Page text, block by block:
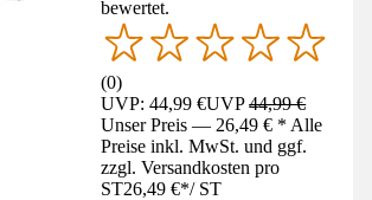
bewertet.
(0)
UVP: 44,99 €UVP44,99 €
Unser Preis — 26,49 € * Alle
Preise inkl. MwSt. und ggf.
zzgl. Versandkosten pro
ST26,49 €*/ ST